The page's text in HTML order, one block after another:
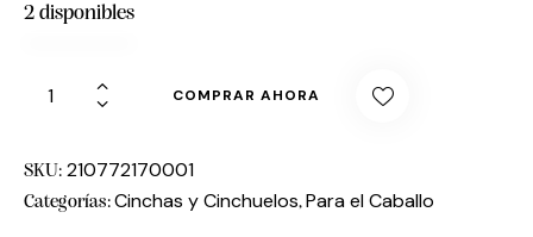
2 disponibles
COMPRAR AHORA
SKU: 210772170001
Categorías:Cinchas y Cinchuelos, Para el Caballo